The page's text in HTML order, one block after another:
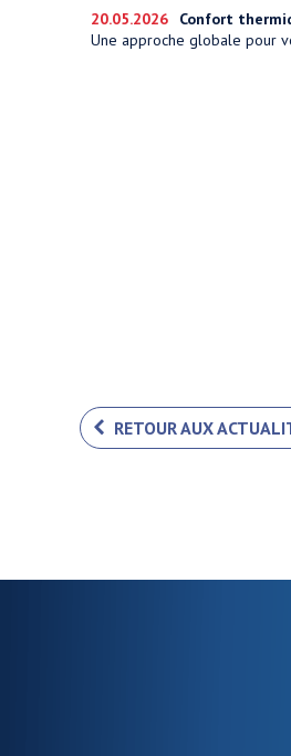
20.05.2026
Confort
Une approche globale pour
RETOUR AUX